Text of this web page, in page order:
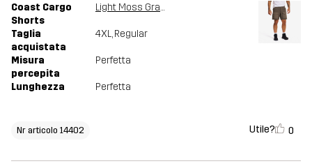
Coast Cargo
Shorts
Light Moss Gray
Taglia
acquistata
4XL, Regular
Misura
percepita
Perfetta
Lunghezza Perfetta
Nr articolo 14402 Utile? 0